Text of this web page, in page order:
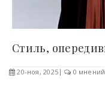
20-ноя, 2025 0 мнений